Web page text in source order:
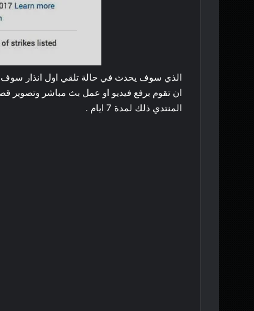
الذي سوف يحدث في حالة تلقي اول انذار سوف
ان تقوم برفع فيديو او عمل بث مباشر
المنتدي ذلك لمدة 7 ايام .